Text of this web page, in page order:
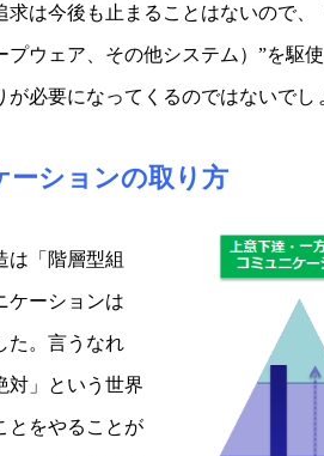
求は今後も止まることはないので
ウェア、その他システム）”を駆
必要になってくるのではないでし
ーションの取り方
は「階層型組
ケーションは
た。言うなれ
対」という世界
とをやることが